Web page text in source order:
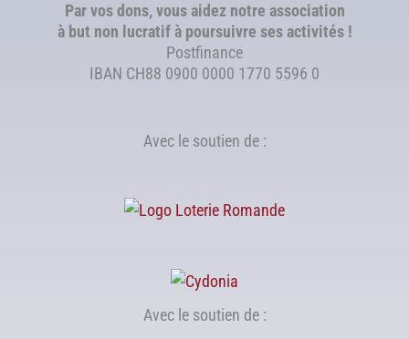
Par vos dons, vous aidez notre association
à but non lucratif à poursuivre ses activités !
Postfinance
IBAN CH88 0900 0000 1770 5596 0
Avec le soutien de :
Avec le soutien de :